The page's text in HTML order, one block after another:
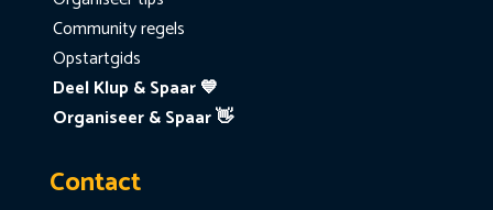
Community regels
Opstartgids
Deel Klup & Spaar 💙
Organiseer & Spaar 👋
Contact